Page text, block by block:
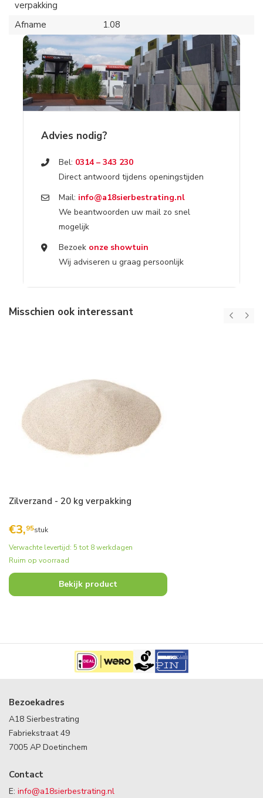
verpakking
Afname
1.08
Advies nodig?
Bel: 0314 – 343 230
Direct antwoord tijdens openingstijden
Mail: info@a18sierbestrating.nl
We beantwoorden uw mail zo snel
mogelijk
Bezoek onze showtuin
Wij adviseren u graag persoonlijk
Misschien ook interessant
Zilverzand - 20 kg verpakking
€3,95stuk
Verwachte levertijd: 5 tot 8 werkdagen
Ruim op voorraad
Bekijk product
Bezoekadres
A18 Sierbestrating
Fabriekstraat 49
7005 AP Doetinchem
Contact
E: info@a18sierbestrating.nl